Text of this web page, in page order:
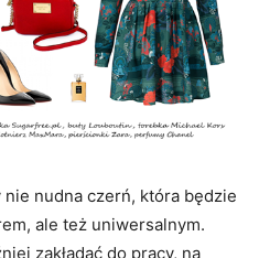
nudna czerń, która będzie
ale też uniwersalnym.
zakładać do pracy, na